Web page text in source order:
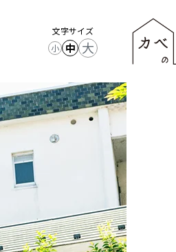
文字サイズ
小
中 大